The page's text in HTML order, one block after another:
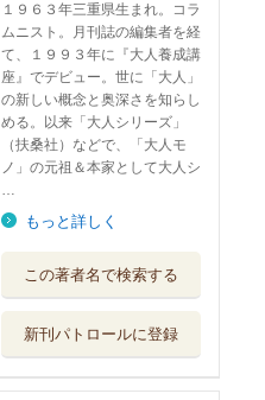
１９６３年三重県生まれ。コラ
ムニスト。月刊誌の編集者を経
て、１９９３年に『大人養成講
座』でデビュー。世に「大人」
の新しい概念と奥深さを知らし
める。以来「大人シリーズ」
（扶桑社）などで、「大人モ
ノ」の元祖＆本家として大人シ
…
もっと詳しく
この著者名で検索する
新刊パトロールに登録
妻のスイッチ
失礼な一言